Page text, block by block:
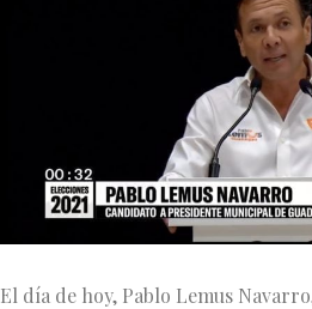
El día de hoy, Pablo Lemus